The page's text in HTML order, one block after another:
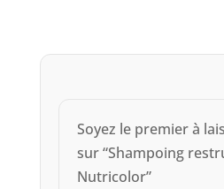
Soyez le premier à
sur “Shampoing
Nutricolor”